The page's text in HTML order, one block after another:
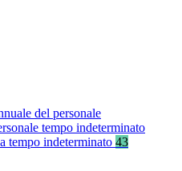
del personale
tempo indeterminato
tempo indeterminato 43